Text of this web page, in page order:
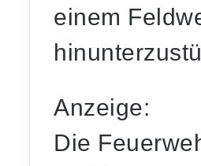
einem
Anzeige:
Die